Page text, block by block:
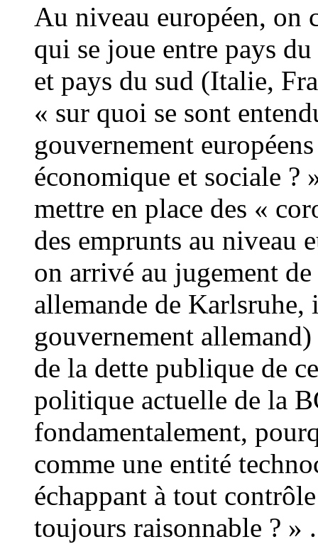
Au niveau européen, on
qui se joue entre pays
et pays du sud (Italie,
« sur quoi se sont
gouvernement
économique et sociale
mettre en place des «
des emprunts au niveau
on arrivé au jugement
allemande de
gouvernement
de la dette publique de
politique actuelle de la
fondamentalement,
comme une entité
échappant à tout
toujours raisonnable ? »